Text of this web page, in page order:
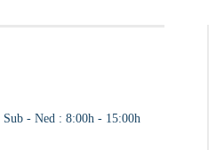
Sub - Ned : 8:00h - 15:00h